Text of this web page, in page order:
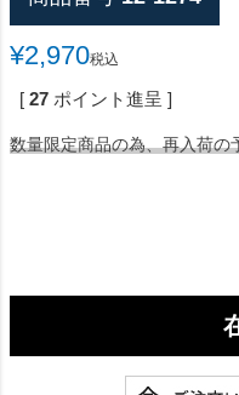
¥2,970税込
[ 27 ポイント進呈 ]
数量限定商品の為、再入荷の